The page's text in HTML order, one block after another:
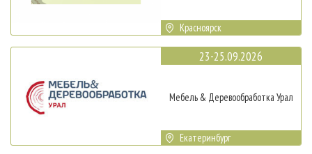
Красноярск
23-25.09.2026
Мебель & Деревообработка Урал
Екатеринбург